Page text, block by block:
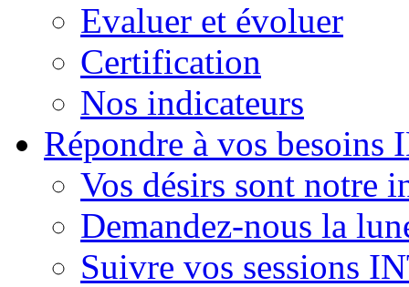
Evaluer et évoluer
Certification
Nos indicateurs
Répondre à vos besoins
Vos désirs sont notre
Demandez-nous la
Suivre vos sessions